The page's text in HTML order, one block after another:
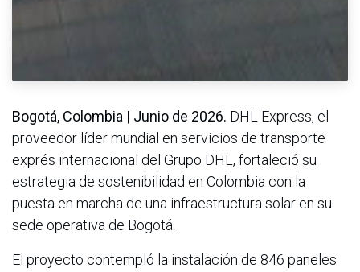
Bogotá, Colombia | Junio de 2026. DHL Express, el
proveedor líder mundial en servicios de transporte
exprés internacional del Grupo DHL, fortaleció su
estrategia de sostenibilidad en Colombia con la
puesta en marcha de una infraestructura solar en su
sede operativa de Bogotá.
El proyecto contempló la instalación de 846 paneles